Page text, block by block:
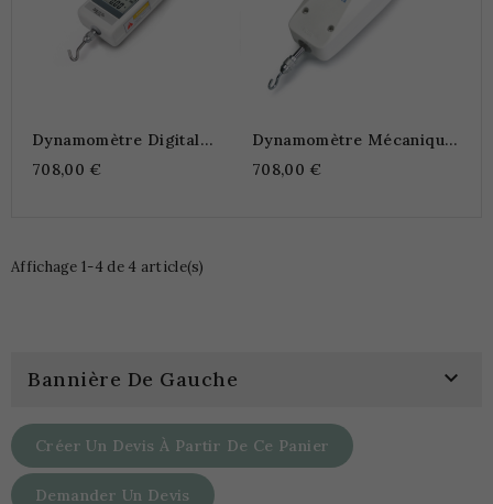
Dynamomètre Digital
708,00 €
Dynamomètre Mécanique
708,00 €
Affichage 1-4 de 4 article(s)
Bannière De Gauche 
Créer Un Devis À Partir De Ce Panier
Demander Un Devis